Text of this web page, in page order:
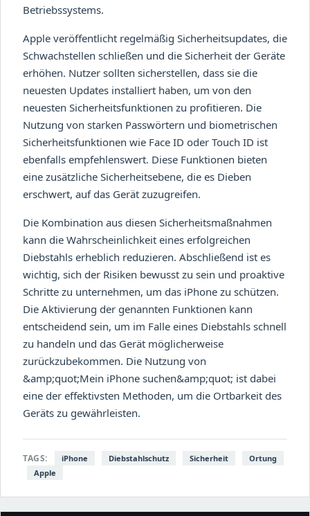
Betriebssystems.
Apple veröffentlicht regelmäßig Sicherheitsupdates, die
Schwachstellen schließen und die Sicherheit der Geräte
erhöhen. Nutzer sollten sicherstellen, dass sie die
neuesten Updates installiert haben, um von den
neuesten Sicherheitsfunktionen zu profitieren. Die
Nutzung von starken Passwörtern und biometrischen
Sicherheitsfunktionen wie Face ID oder Touch ID ist
ebenfalls empfehlenswert. Diese Funktionen bieten
eine zusätzliche Sicherheitsebene, die es Dieben
erschwert, auf das Gerät zuzugreifen.
Die Kombination aus diesen Sicherheitsmaßnahmen
kann die Wahrscheinlichkeit eines erfolgreichen
Diebstahls erheblich reduzieren. Abschließend ist es
wichtig, sich der Risiken bewusst zu sein und proaktive
Schritte zu unternehmen, um das iPhone zu schützen.
Die Aktivierung der genannten Funktionen kann
entscheidend sein, um im Falle eines Diebstahls schnell
zu handeln und das Gerät möglicherweise
zurückzubekommen. Die Nutzung von
&amp;quot;Mein iPhone suchen&amp;quot; ist dabei
eine der effektivsten Methoden, um die Ortbarkeit des
Geräts zu gewährleisten.
TAGS: iPhone Diebstahlschutz Sicherheit
Ortung
Apple